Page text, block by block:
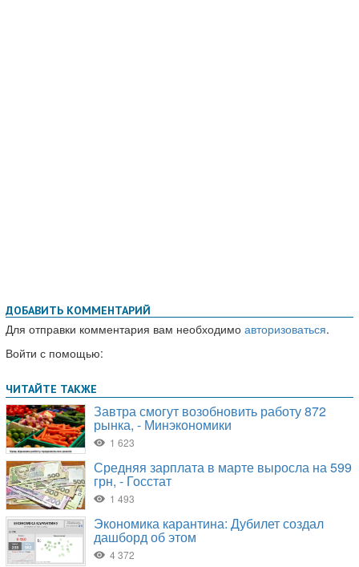
ДОБАВИТЬ КОММЕНТАРИЙ
Для отправки комментария вам необходимо авторизоваться.
Войти с помощью: